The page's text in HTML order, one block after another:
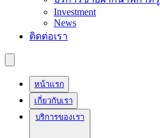
Investment
News
ติดต่อเรา
หน้าแรก
เกี่ยวกับเรา
บริการของเรา